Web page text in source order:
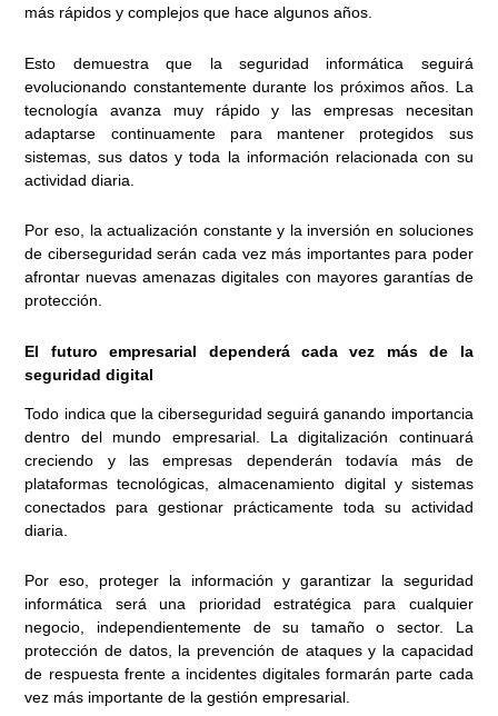
más rápidos y complejos que hace algunos años.
Esto demuestra que la seguridad informática seguirá
evolucionando constantemente durante los próximos años. La
tecnología avanza muy rápido y las empresas necesitan
adaptarse continuamente para mantener protegidos sus
sistemas, sus datos y toda la información relacionada con su
actividad diaria.
Por eso, la actualización constante y la inversión en soluciones
de ciberseguridad serán cada vez más importantes para poder
afrontar nuevas amenazas digitales con mayores garantías de
protección.
El futuro empresarial dependerá cada vez más de la
seguridad digital
Todo indica que la ciberseguridad seguirá ganando importancia
dentro del mundo empresarial. La digitalización continuará
creciendo y las empresas dependerán todavía más de
plataformas tecnológicas, almacenamiento digital y sistemas
conectados para gestionar prácticamente toda su actividad
diaria.
Por eso, proteger la información y garantizar la seguridad
informática será una prioridad estratégica para cualquier
negocio, independientemente de su tamaño o sector. La
protección de datos, la prevención de ataques y la capacidad
de respuesta frente a incidentes digitales formarán parte cada
vez más importante de la gestión empresarial.